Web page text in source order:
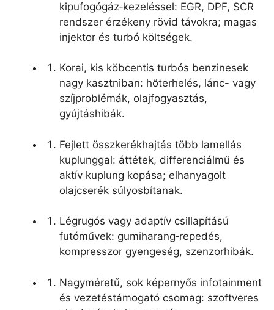
kipufogógáz‑kezeléssel: EGR, DPF, SCR
rendszer érzékeny rövid távokra; magas
injektor és turbó költségek.
Korai, kis köbcentis turbós benzinesek
nagy kasztniban: hőterhelés, lánc- vagy
szíjproblémák, olajfogyasztás,
gyújtáshibák.
Fejlett összkerékhajtás több lamellás
kuplunggal: áttétek, differenciálmű és
aktív kuplung kopása; elhanyagolt
olajcserék súlyosbítanak.
Légrugós vagy adaptív csillapítású
futóművek: gumiharang‑repedés,
kompresszor gyengeség, szenzorhibák.
Nagyméretű, sok képernyős infotainment
és vezetéstámogató csomag: szoftveres